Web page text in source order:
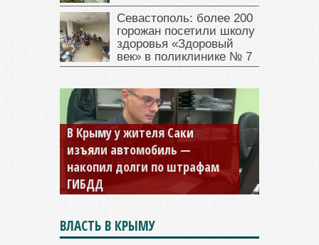
Севастополь: более 200
горожан посетили школу
здоровья «Здоровый
век» в поликлинике № 7
В Крыму у жителя Саки
изъяли автомобиль —
накопил долги по штрафам
ГИБДД
Севастопольская компания
заплатила 877 тысяч рублей
долга — арестовали счета
ВЛАСТЬ В КРЫМУ